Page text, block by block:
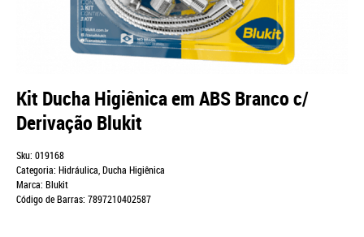
Kit Ducha Higiênica em ABS Branco c/
Derivação Blukit
Sku: 019168
Categoria: Hidráulica,Ducha Higiênica
Marca: Blukit
Código de Barras: 7897210402587